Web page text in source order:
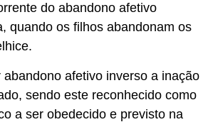
do abandono afetivo
quando os filhos abandonam os
abandono afetivo inverso a inação
sendo este reconhecido como
a ser obedecido e previsto na